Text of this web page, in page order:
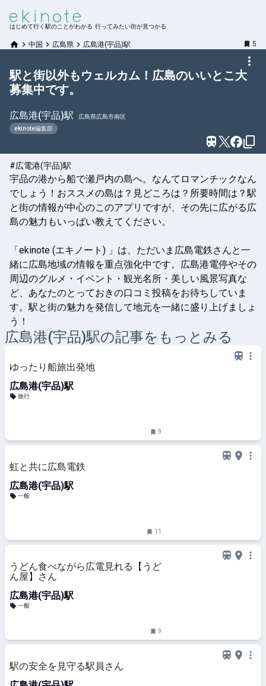
はじめて行く駅のことがわかる 行ってみたい街が見つかる
中国 広島県 広島港(宇品)駅 5
駅と街以外もウェルカム！広島のいいとこ大
募集中です。
広島港(宇品)駅
広島県広島市南区
ekinote編集部
#広電港(宇品)駅
宇品の港から船で瀬戸内の島へ。なんてロマンチックなん
でしょう！おススメの島は？見どころは？所要時間は？駅
と街の情報が中心のこのアプリですが、その先に広がる広
島の魅力もいっぱい教えてください。
「ekinote (エキノート) 」は、ただいま広島電鉄さんと一
緒に広島地域の情報を重点強化中です。広島港電停やその
周辺のグルメ・イベント・観光名所・美しい風景写真な
ど、あなたのとっておきの口コミ投稿をお待ちしていま
す。駅と街の魅力を発信して地元を一緒に盛り上げましょ
う！
広島港(宇品)駅の記事をもっとみる
ゆったり船旅出発地
広島港(宇品)駅
旅行
9
虹と共に広島電鉄
広島港(宇品)駅
一般
11
うどん食べながら広電見れる【うど
ん屋】さん
広島港(宇品)駅
一般
9
駅の安全を見守る駅員さん